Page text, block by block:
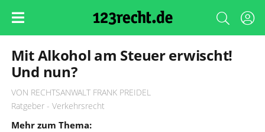
Mit Alkohol am Steuer erwischt!
Und nun?
VON RECHTSANWALT FRANK PREIDEL
Ratgeber - Verkehrsrecht
Mehr zum Thema: